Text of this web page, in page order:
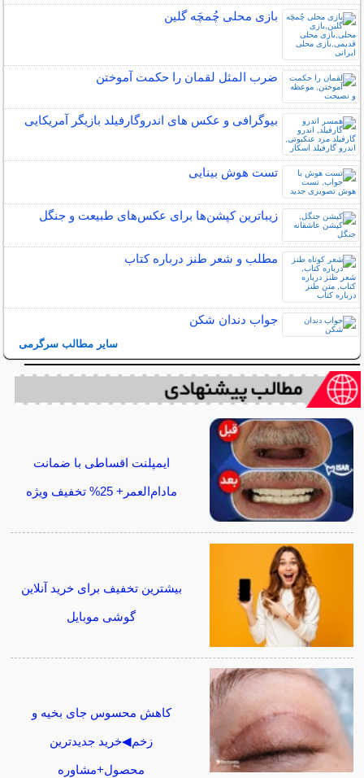
بازی محلی چُمچَه گلین
ضرب المثل لقمان را حکمت آموختن
بیوگرافی و عکس های اندروگارفیلد بازیگر آمریکایی
تست هوش بینایی
زیباترین کپشن‌ها برای عکس‌های طبیعت و جنگل
مطلب و شعر طنز درباره کتاب
جواب دندان شکن
سایر مطالب سرگرمی
ایمپلنت اقساطی با ضمانت
مادام‌العمر+ 25% تخفیف ویژه
بیشترین تخفیف برای خرید آنلاین
گوشی موبایل
کاهش محسوس جای بخیه و
زخم◀خرید جدیدترین
محصول+مشاوره